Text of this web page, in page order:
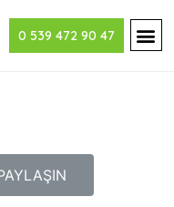
0 539 472 90 47